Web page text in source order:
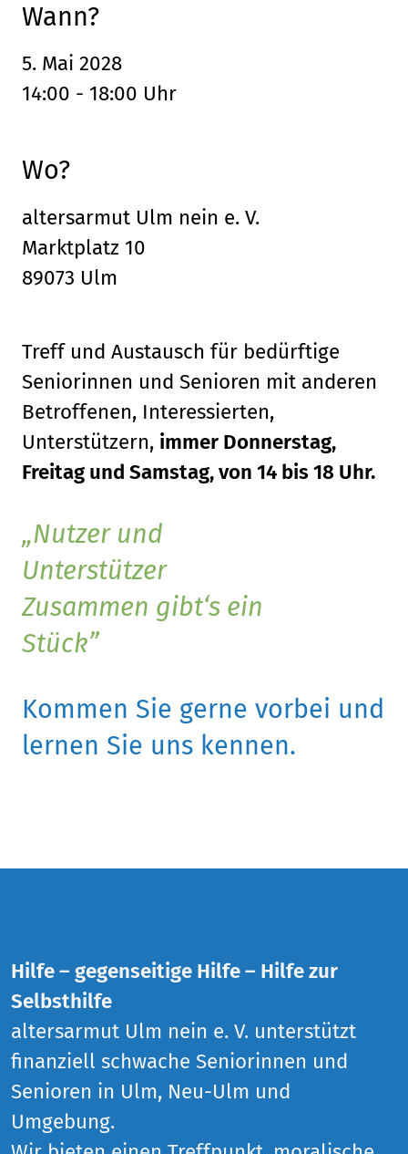
Wann?
5. Mai 2028
14:00 - 18:00 Uhr
Wo?
altersarmut Ulm nein e. V.
Marktplatz 10
89073 Ulm
Treff und Austausch für bedürftige
Seniorinnen und Senioren mit anderen
Betroffenen, Interessierten,
Unterstützern, immer Donnerstag,
Freitag und Samstag, von 14 bis 18 Uhr.
Nutzer und
Unterstützer
Zusammen gibt‘s ein
Stück
Kommen Sie gerne vorbei und
lernen Sie uns kennen.
Hilfe – gegenseitige Hilfe – Hilfe zur
Selbsthilfe
altersarmut Ulm nein e. V. unterstützt
finanziell schwache Seniorinnen und
Senioren in Ulm, Neu-Ulm und
Umgebung.